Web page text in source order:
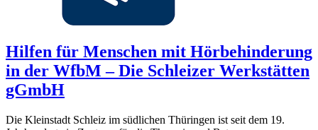
Hilfen für Menschen mit Hörbehinderung
in der WfbM – Die Schleizer Werkstätten
gGmbH
Die Kleinstadt Schleiz im südlichen Thüringen ist seit dem 19.